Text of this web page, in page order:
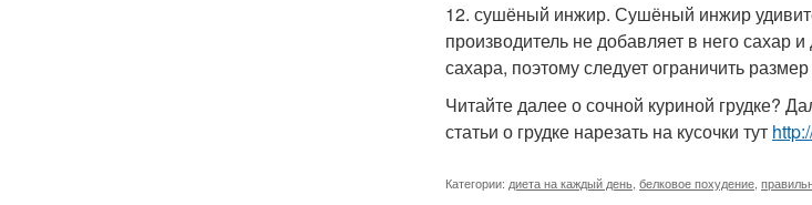
12. сушёный инжир. Сушёный инжир
производитель не добавляет в него сахар
сахара, поэтому следует ограничить
Читайте далее о сочной куриной грудке?
статьи о грудке нарезать на кусочки тут
Категории: диета на каждый день белковое похудение